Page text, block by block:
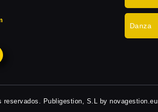
Danza
reservados. Publigestion, S.L by novagestion.eu